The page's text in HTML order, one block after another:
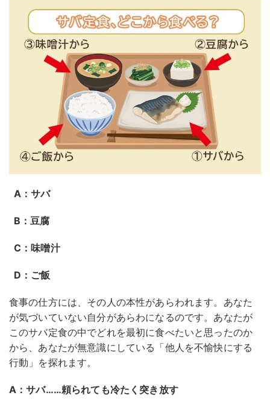
A：サバ
B：豆腐
C：味噌汁
D：ご飯
食事の仕方には、その人の本性があらわれます。あなた
が気づいていない自分があらわになるのです。あなたが
このサバ定食の中でどれを最初に食べたいと思ったのか
から、あなたが無意識にしている「他人を不愉快にする
行動」を探れます。
A：サバ……頼られても冷たく突き放す